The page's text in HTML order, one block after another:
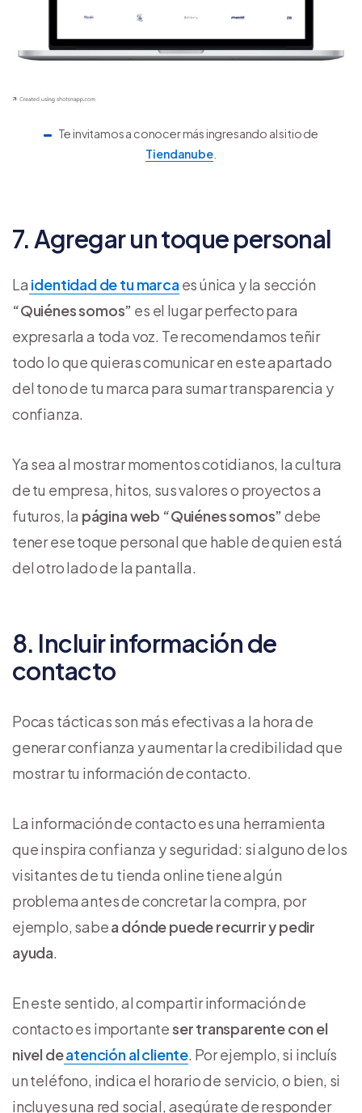
Te invitamos a conocer más ingresando al sitio de
Tiendanube.
7. Agregar un toque personal
La identidad de tu marcaes única y la sección
“Quiénes somos” es el lugar perfecto para
expresarla a toda voz. Te recomendamos teñir
todo lo que quieras comunicar en este apartado
del tono de tu marca para sumar transparencia y
confianza.
Ya sea al mostrar momentos cotidianos, la cultura
de tu empresa, hitos, sus valores o proyectos a
futuros, la página web “Quiénes somos” debe
tener ese toque personal que hable de quien está
del otro lado de la pantalla.
8. Incluir información de
contacto
Pocas tácticas son más efectivas a la hora de
generar confianza y aumentar la credibilidad que
mostrar tu información de contacto.
La información de contacto es una herramienta
que inspira confianza y seguridad: si alguno de los
visitantes de tu tienda online tiene algún
problema antes de concretar la compra, por
ejemplo, sabea dónde puede recurrir y pedir
ayuda.
En este sentido, al compartir información de
contacto es importanteser transparente con el
nivel deatención al cliente. Por ejemplo, si incluís
un teléfono, indica el horario de servicio, o bien, si
incluyes una red social, asegúrate de responder